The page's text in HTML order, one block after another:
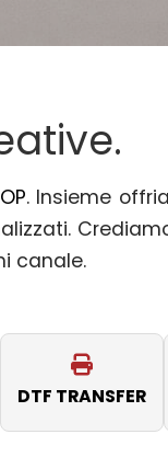
. Insieme
canale.
DTF TRANSFER